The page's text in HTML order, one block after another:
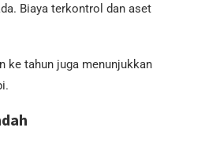
Biaya terkontrol dan aset
ke tahun juga menunjukkan